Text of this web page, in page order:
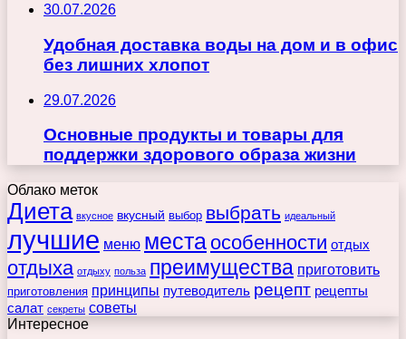
30.07.2026
Удобная доставка воды на дом и в офис
без лишних хлопот
29.07.2026
Основные продукты и товары для
поддержки здорового образа жизни
Облако меток
Диета вкусное вкусный выбор выбрать идеальный
лучшие меню места особенности отдых
отдыха отдыху польза преимущества приготовить
приготовления принципы путеводитель рецепт рецепты
салат секреты советы
Интересное